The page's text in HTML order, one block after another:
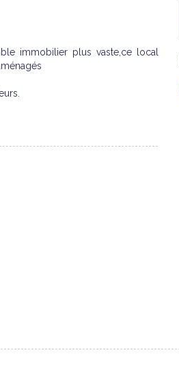
immobilier plus vaste,ce local